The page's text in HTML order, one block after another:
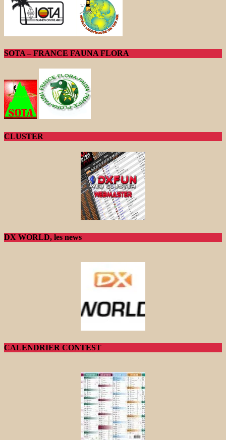
SOTA – FRANCE FAUNA FLORA
CLUSTER
DX WORLD, les news
CALENDRIER CONTEST